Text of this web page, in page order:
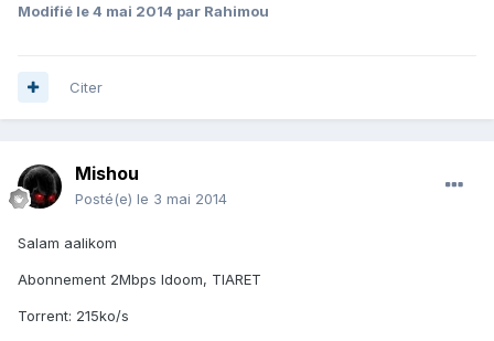
Modifié le 4 mai 2014 par Rahimou
Citer
Mishou
Posté(e) le 3 mai 2014
Salam aalikom
Abonnement 2Mbps Idoom, TIARET
Torrent: 215ko/s